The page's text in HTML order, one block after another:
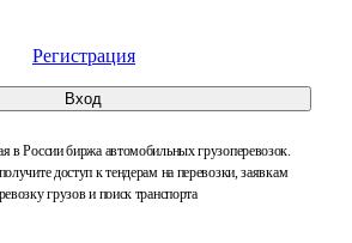
Регистрация
Вход
России биржа автомобильных грузоперевозок.
доступ к тендерам на перевозки, заявкам
грузов и поиск транспорта